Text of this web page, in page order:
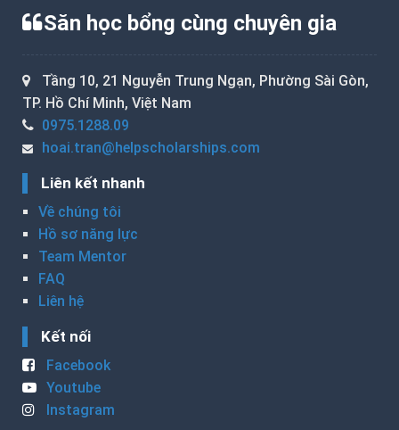
Săn học bổng cùng chuyên gia
Tầng 10, 21 Nguyễn Trung Ngạn, Phường Sài Gòn,
TP. Hồ Chí Minh, Việt Nam
0975.1288.09
hoai.tran@helpscholarships.com
Liên kết nhanh
Về chúng tôi
Hồ sơ năng lực
Team Mentor
FAQ
Liên hệ
Kết nối
Facebook
Youtube
Instagram